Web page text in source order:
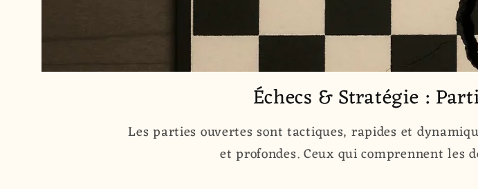
Échecs & Stratégie :
Les parties ouvertes sont tactiques, rapides et
et profondes. Ceux qui comprennent